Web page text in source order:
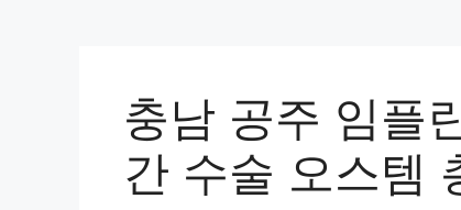
충남 공주 임플
간 수술 오스템